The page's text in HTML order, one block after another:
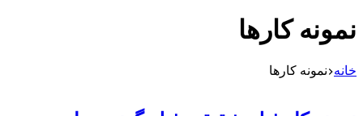
نمونه کارها
خانه نمونه کارها